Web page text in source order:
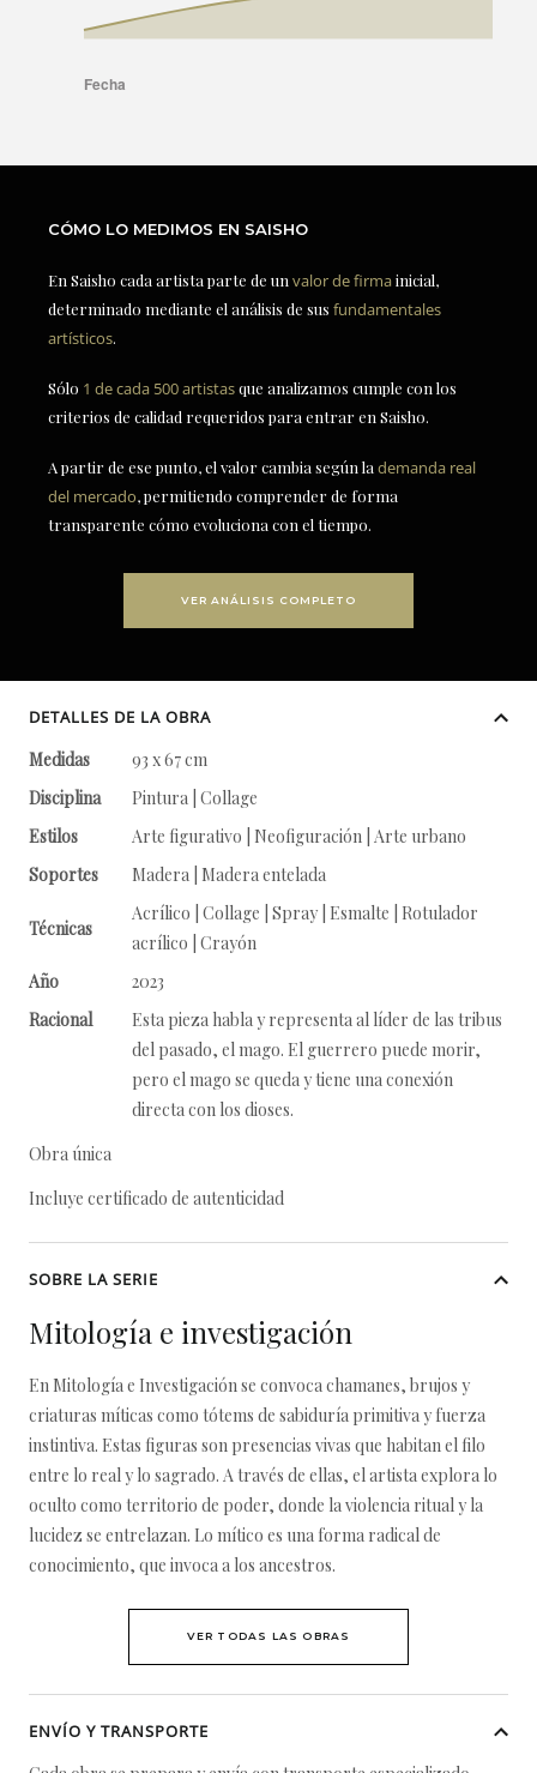
CÓMO LO MEDIMOS EN SAISHO
En Saisho cada artista parte de un valor de firmainicial,
determinado mediante el análisis de sus fundamentales
artísticos.
Sólo 1 de cada 500 artistasque analizamos cumple con los
criterios de calidad requeridos para entrar en Saisho.
A partir de ese punto, el valor cambia según la demanda real
del mercado, permitiendo comprender de forma
transparente cómo evoluciona con el tiempo.
VER ANÁLISIS COMPLETO
DETALLES DE LA OBRA
Medidas
93 x 67 cm
Disciplina
Pintura | Collage
Estilos
Arte figurativo | Neofiguración | Arte urbano
Soportes
Madera | Madera entelada
Técnicas
Acrílico | Collage | Spray | Esmalte | Rotulador
acrílico | Crayón
Año
2023
Racional
Esta pieza habla y representa al líder de las tribus
del pasado, el mago. El guerrero puede morir,
pero el mago se queda y tiene una conexión
directa con los dioses.
Obra única
Incluye certificado de autenticidad
SOBRE LA SERIE
Mitología e investigación
En Mitología e Investigación se convoca chamanes, brujos y
criaturas míticas como tótems de sabiduría primitiva y fuerza
instintiva. Estas figuras son presencias vivas que habitan el filo
entre lo real y lo sagrado. A través de ellas, el artista explora lo
oculto como territorio de poder, donde la violencia ritual y la
lucidez se entrelazan. Lo mítico es una forma radical de
conocimiento, que invoca a los ancestros.
VER TODAS LAS OBRAS
ENVÍO Y TRANSPORTE